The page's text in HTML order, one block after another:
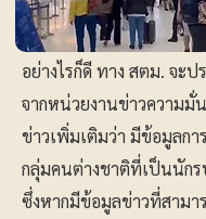
อย่างไรก็ดี ทาง สตม. จะ
จากหน่วยงานข่าวความมั่
ข่าวเพิ่มเติมว่า มีข้อมูลกา
กลุ่มคนต่างชาติที่เป็นนักร
ซึ่งหากมีข้อมูลข่าวที่สามา